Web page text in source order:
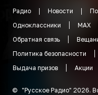
Радио Новости
Одноклассники
MAX
Обратная связь
Политика безопасности
Выдача призов
Акции
© "Русское Радио" 2026.